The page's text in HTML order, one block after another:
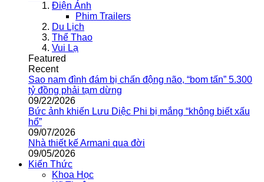
Điện Ảnh
Phim Trailers
Du Lịch
Thể Thao
Vui Lạ
Featured
Recent
Sao nam đình đám bị chấn động não, “bom tấn” 5.300
tỷ đồng phải tạm dừng
09/22/2026
Bức ảnh khiến Lưu Diệc Phi bị mắng “không biết xấu
hổ”
09/07/2026
Nhà thiết kế Armani qua đời
09/05/2026
Kiến Thức
Khoa Học